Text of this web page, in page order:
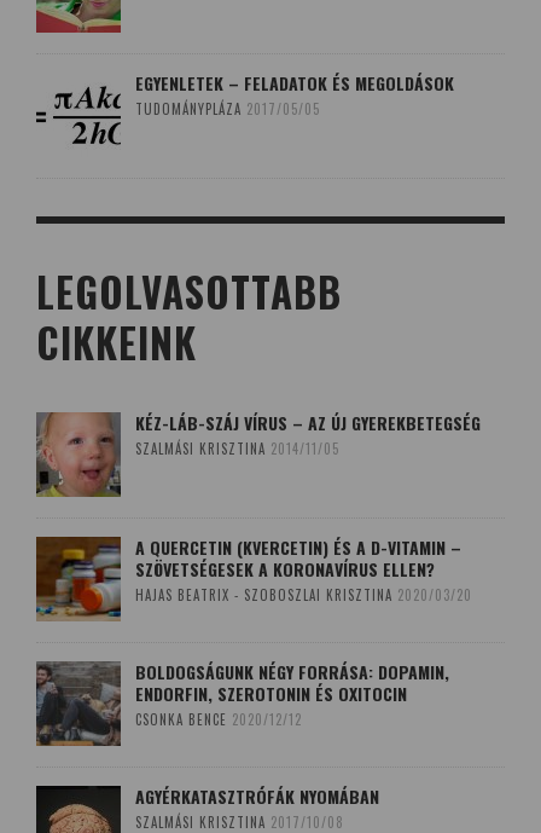
EGYENLETEK – FELADATOK ÉS MEGOLDÁSOK
TUDOMÁNYPLÁZA 2017/05/05
LEGOLVASOTTABB
CIKKEINK
KÉZ-LÁB-SZÁJ VÍRUS – AZ ÚJ GYEREKBETEGSÉG
SZALMÁSI KRISZTINA 2014/11/05
A QUERCETIN (KVERCETIN) ÉS A D-VITAMIN –
SZÖVETSÉGESEK A KORONAVÍRUS ELLEN?
HAJAS BEATRIX - SZOBOSZLAI KRISZTINA 2020/03/20
BOLDOGSÁGUNK NÉGY FORRÁSA: DOPAMIN,
ENDORFIN, SZEROTONIN ÉS OXITOCIN
CSONKA BENCE 2020/12/12
AGYÉRKATASZTRÓFÁK NYOMÁBAN
SZALMÁSI KRISZTINA 2017/10/08